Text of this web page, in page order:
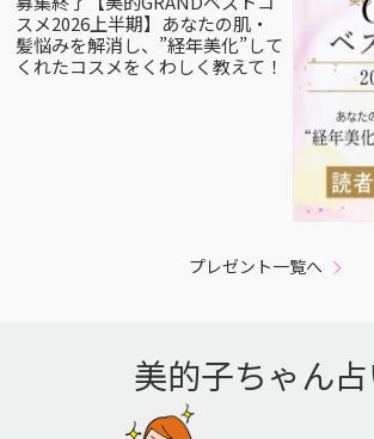
スメ2026上半期】あなたの肌・
髪悩みを解消し、”経年美化”して
くれたコスメをくわしく教えて！
プレゼント一覧へ
美的子ちゃん